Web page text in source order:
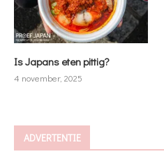
Is Japans eten pittig?
4 november, 2025
ADVERTENTIE